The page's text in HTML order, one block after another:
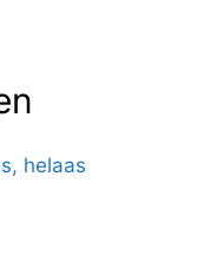
helaas